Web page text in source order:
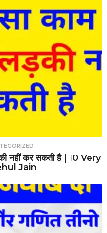
नहीं कर सकती है | 10 Very
Jain